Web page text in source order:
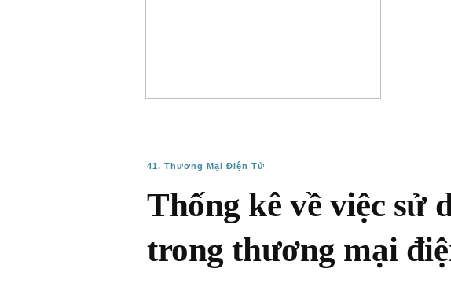
41. Thương Mại Điện Tử
Thống kê về việc sử
trong thương mại